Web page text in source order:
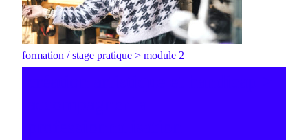
formation / stage pratique > module 2